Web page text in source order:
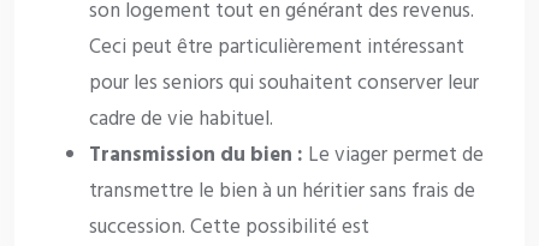
son logement tout en générant des revenus.
Ceci peut être particulièrement intéressant
pour les seniors qui souhaitent conserver leur
cadre de vie habituel.
Transmission du bien : Le viager permet de
transmettre le bien à un héritier sans frais de
succession. Cette possibilité est